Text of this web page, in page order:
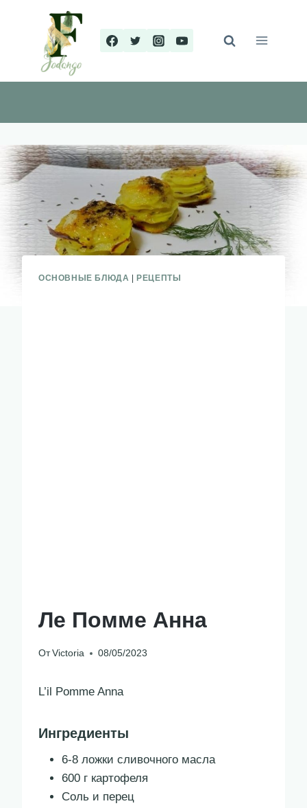
содержимому
ОСНОВНЫЕ БЛЮДА РЕЦЕПТЫ
Ле Помме Анна
От Victoria 08/05/2023
L’il Pomme Anna
Ингредиенты
6-8 ложки сливочного масла
600 г картофеля
Соль и перец